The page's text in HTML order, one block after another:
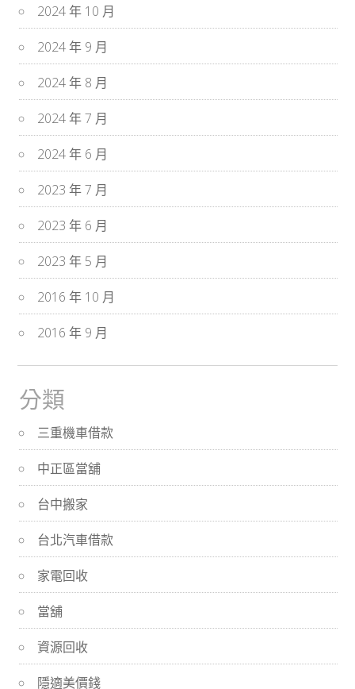
2024 年 10 月
2024 年 9 月
2024 年 8 月
2024 年 7 月
2024 年 6 月
2023 年 7 月
2023 年 6 月
2023 年 5 月
2016 年 10 月
2016 年 9 月
分類
三重機車借款
中正區當舖
台中搬家
台北汽車借款
家電回收
當舖
資源回收
隱適美價錢